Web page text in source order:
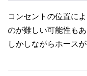
コンセントの位置に
のが難しい可能性もあ
しかしながらホース